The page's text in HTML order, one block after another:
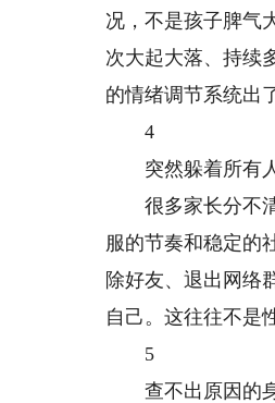
况，不是孩子脾气
次大起大落、持续
的情绪调节系统出
4
突然躲着所有人
很多家长分不清
服的节奏和稳定的
除好友、退出网络
自己。这往往不是
5
查不出原因的身